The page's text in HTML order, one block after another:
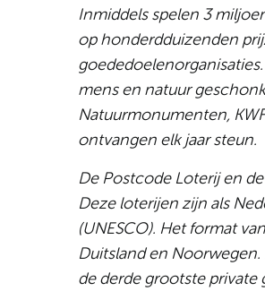
Inmiddels spelen 3
op honderdduizenden
mens en natuur
Natuurmonumenten,
ontvangen elk jaar steun.
De Postcode Loterij en
Deze loterijen zijn als
(UNESCO). Het format
Duitsland en
de derde grootste private